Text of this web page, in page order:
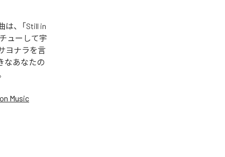
は、「Still in
チューして宇
サヨナラを言
なあなたの
Music